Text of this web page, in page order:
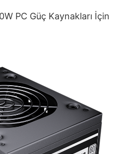
PC Güç Kaynakları İçin